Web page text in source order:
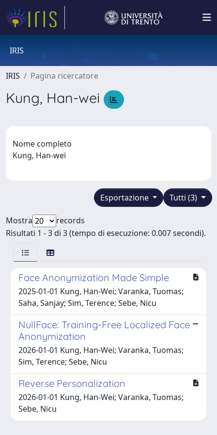
IRIS
IRIS Pagina ricercatore
Kung, Han-wei
Nome completo
Kung, Han-wei
Tutti (3)
Esportazione
Mostra
records
Risultati 1 - 3 di 3 (tempo di esecuzione: 0.007 secondi).
Face Anonymization Made Simple
2025-01-01 Kung, Han-Wei; Varanka, Tuomas;
Saha, Sanjay; Sim, Terence; Sebe, Nicu
NullFace: Training-Free Localized Face
Anonymization
2026-01-01 Kung, Han-Wei; Varanka, Tuomas;
Sim, Terence; Sebe, Nicu
Reverse Personalization
2026-01-01 Kung, Han-Wei; Varanka, Tuomas;
Sebe, Nicu